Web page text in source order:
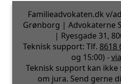
Familieadvokaten.dk v/
Grønborg | Advokaterne
| Ryesgade 31,
Teknisk support: Tlf. 8618
og 15:00) -
Teknisk support kan ikke
om jura. Send gerne